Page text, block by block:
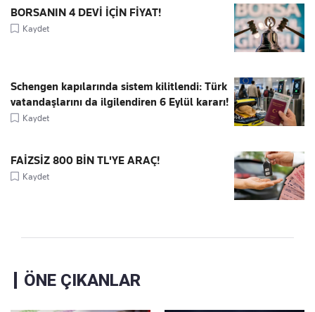
BORSANIN 4 DEVİ İÇİN FİYAT!
Kaydet
Schengen kapılarında sistem kilitlendi: Türk
vatandaşlarını da ilgilendiren 6 Eylül kararı!
Kaydet
FAİZSİZ 800 BİN TL'YE ARAÇ!
Kaydet
ÖNE ÇIKANLAR